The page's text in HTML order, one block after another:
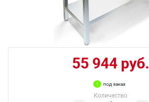
55 944 руб.
под заказ
Количество